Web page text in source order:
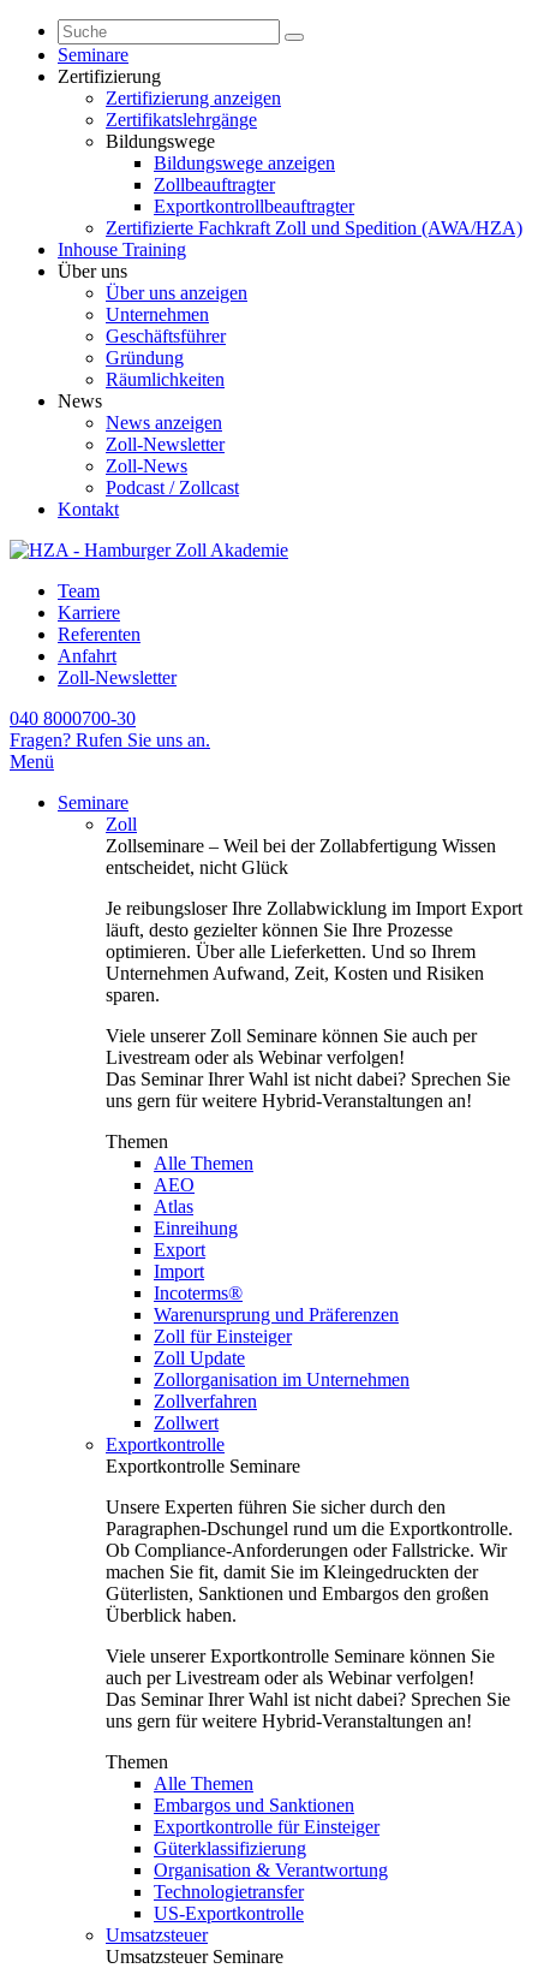
Seminare
Zertifizierung
Zertifizierung anzeigen
Zertifikatslehrgänge
Bildungswege
Bildungswege anzeigen
Zollbeauftragter
Exportkontrollbeauftragter
Zertifizierte Fachkraft Zoll und Spedition (AWA/HZA)
Inhouse Training
Über uns
Über uns anzeigen
Unternehmen
Geschäftsführer
Gründung
Räumlichkeiten
News
News anzeigen
Zoll-Newsletter
Zoll-News
Podcast / Zollcast
Kontakt
Team
Karriere
Referenten
Anfahrt
Zoll-Newsletter
040 8000700-30
Fragen? Rufen Sie uns an.
Menü
Seminare
Zoll
Zollseminare – Weil bei der Zollabfertigung Wissen
entscheidet, nicht Glück
Je reibungsloser Ihre Zollabwicklung im Import Export
läuft, desto gezielter können Sie Ihre Prozesse
optimieren. Über alle Lieferketten. Und so Ihrem
Unternehmen Aufwand, Zeit, Kosten und Risiken
sparen.
Viele unserer Zoll Seminare können Sie auch per
Livestream oder als Webinar verfolgen!
Das Seminar Ihrer Wahl ist nicht dabei? Sprechen Sie
uns gern für weitere Hybrid-Veranstaltungen an!
Themen
Alle Themen
AEO
Atlas
Einreihung
Export
Import
Incoterms®
Warenursprung und Präferenzen
Zoll für Einsteiger
Zoll Update
Zollorganisation im Unternehmen
Zollverfahren
Zollwert
Exportkontrolle
Exportkontrolle Seminare
Unsere Experten führen Sie sicher durch den
Paragraphen-Dschungel rund um die Exportkontrolle.
Ob Compliance-Anforderungen oder Fallstricke. Wir
machen Sie fit, damit Sie im Kleingedruckten der
Güterlisten, Sanktionen und Embargos den großen
Überblick haben.
Viele unserer Exportkontrolle Seminare können Sie
auch per Livestream oder als Webinar verfolgen!
Das Seminar Ihrer Wahl ist nicht dabei? Sprechen Sie
uns gern für weitere Hybrid-Veranstaltungen an!
Themen
Alle Themen
Embargos und Sanktionen
Exportkontrolle für Einsteiger
Güterklassifizierung
Organisation & Verantwortung
Technologietransfer
US-Exportkontrolle
Umsatzsteuer
Umsatzsteuer Seminare